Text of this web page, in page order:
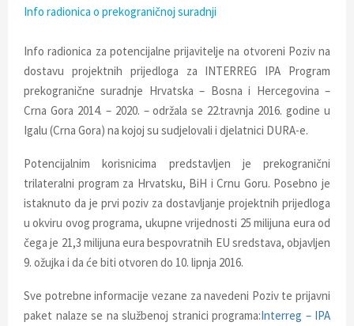
M
N
Info radionica o prekograničnoj suradnji
Info radionica za potencijalne prijavitelje na otvoreni Poziv na
dostavu projektnih prijedloga za INTERREG IPA Program
prekogranične suradnje Hrvatska – Bosna i Hercegovina –
Crna Gora 2014. – 2020. – održala se 22.travnja 2016. godine u
Igalu (Crna Gora) na kojoj su sudjelovali i djelatnici DURA-e.
Potencijalnim korisnicima predstavljen je prekogranični
trilateralni program za Hrvatsku, BiH i Crnu Goru. Posebno je
istaknuto da je prvi poziv za dostavljanje projektnih prijedloga
u okviru ovog programa, ukupne vrijednosti 25 milijuna eura od
čega je 21,3 milijuna eura bespovratnih EU sredstava, objavljen
9. ožujka i da će biti otvoren do 10. lipnja 2016.
Sve potrebne informacije vezane za navedeni Poziv te prijavni
paket nalaze se na službenoj stranici programa:Interreg – IPA